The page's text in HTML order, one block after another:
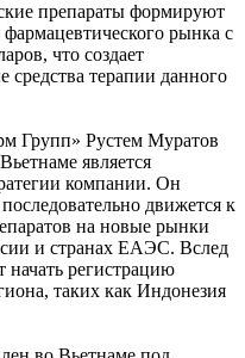
препараты формируют
рынка с
что создает
терапии данного
Групп» Рустем Муратов
является
компании. Он
движется к
на новые рынки
и странах ЕАЭС. Вслед
начать регистрацию
таких как Индонезия